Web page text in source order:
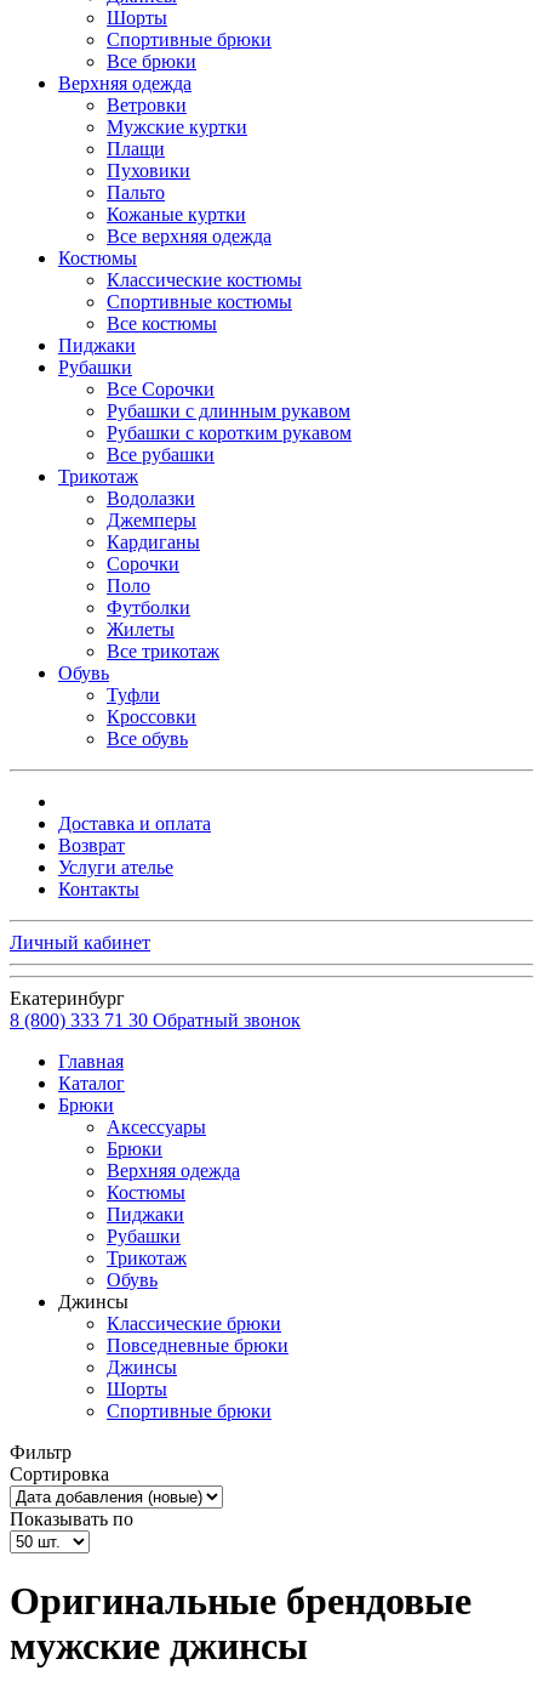
Шорты
Спортивные брюки
Все брюки
Верхняя одежда
Ветровки
Мужские куртки
Плащи
Пуховики
Пальто
Кожаные куртки
Все верхняя одежда
Костюмы
Классические костюмы
Спортивные костюмы
Все костюмы
Пиджаки
Рубашки
Все Сорочки
Рубашки с длинным рукавом
Рубашки с коротким рукавом
Все рубашки
Трикотаж
Водолазки
Джемперы
Кардиганы
Сорочки
Поло
Футболки
Жилеты
Все трикотаж
Обувь
Туфли
Кроссовки
Все обувь
Доставка и оплата
Возврат
Услуги ателье
Контакты
Личный кабинет
Екатеринбург
8 (800) 333 71 30 Обратный звонок
Главная
Каталог
Брюки
Аксессуары
Брюки
Верхняя одежда
Костюмы
Пиджаки
Рубашки
Трикотаж
Обувь
Джинсы
Классические брюки
Повседневные брюки
Джинсы
Шорты
Спортивные брюки
Фильтр
Сортировка
Показывать по
Оригинальные брендовые
мужские джинсы